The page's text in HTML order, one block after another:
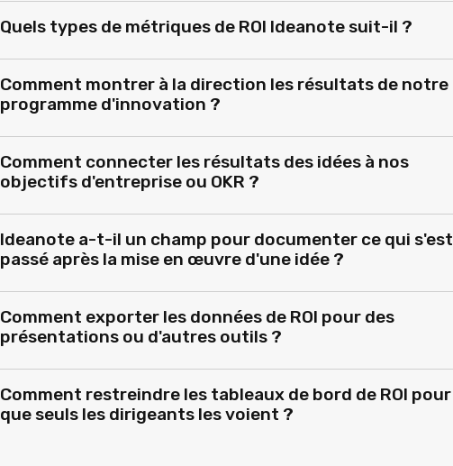
Quels types de métriques de ROI Ideanote suit-il ?
Comment montrer à la direction les résultats de notre
programme d'innovation ?
Comment connecter les résultats des idées à nos
objectifs d'entreprise ou OKR ?
Ideanote a-t-il un champ pour documenter ce qui s'est
passé après la mise en œuvre d'une idée ?
Comment exporter les données de ROI pour des
présentations ou d'autres outils ?
Comment restreindre les tableaux de bord de ROI pour
que seuls les dirigeants les voient ?